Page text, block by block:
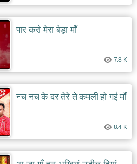
पार करो मेरा बेड़ा माँ
7.8 K
नच नच के दर तेरे ते कमली हो गई माँ
8.4 K